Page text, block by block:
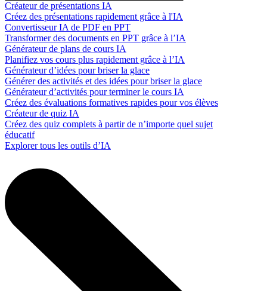
Créateur de présentations IA
Créez des présentations rapidement grâce à l'IA
Convertisseur IA de PDF en PPT
Transformer des documents en PPT grâce à l’IA
Générateur de plans de cours IA
Planifiez vos cours plus rapidement grâce à l’IA
Générateur d’idées pour briser la glace
Générer des activités et des idées pour briser la glace
Générateur d’activités pour terminer le cours IA
Créez des évaluations formatives rapides pour vos élèves
Créateur de quiz IA
Créez des quiz complets à partir de n’importe quel sujet
éducatif
Explorer tous les outils d’IA